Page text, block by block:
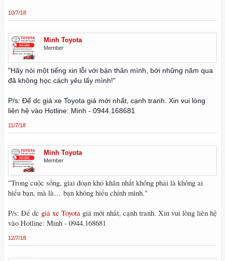
10/7/18
Minh Toyota
Member
"Hãy nói một tiếng xin lỗi với bản thân mình, bởi những năm qua
đã không học cách yêu lấy mình!"
P/s: Để dc giá xe Toyota giá mới nhất, cạnh tranh. Xin vui lòng
liên hệ vào Hotline: Minh - 0944.168681
11/7/18
Minh Toyota
Member
"Trong cuộc sống, giai đoạn khó khăn nhất không phải là không ai
hiểu bạn, mà là… bạn không hiểu chính mình."
P/s: Để dc giá xe Toyota giá mới nhất, cạnh tranh. Xin vui lòng liên hệ
vào Hotline: Minh - 0944.168681
12/7/18